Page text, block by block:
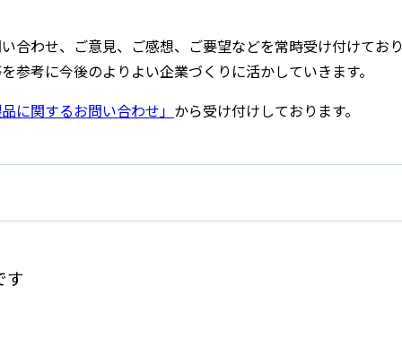
合わせ、ご意見、ご感想、ご要望などを常時受け付けてお
参考に今後のよりよい企業づくりに活かしていきます。
に関するお問い合わせ」 から受け付けしております。
す